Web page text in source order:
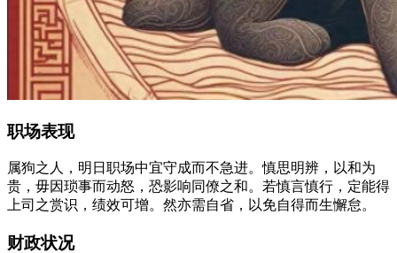
职场表现
属狗之人，明日职场中宜守成而不急进。慎思明辨，以和为
贵，毋因琐事而动怒，恐影响同僚之和。若慎言慎行，定能得
上司之赏识，绩效可增。然亦需自省，以免自得而生懈怠。
财政状况